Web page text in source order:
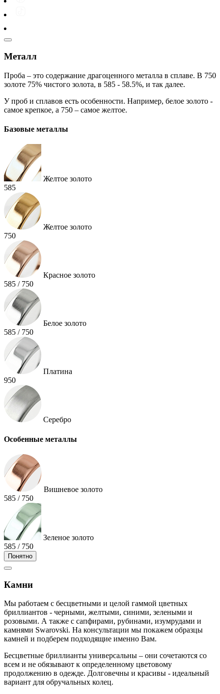
Металл
Проба – это содержание драгоценного металла в сплаве. В 750
золоте 75% чистого золота, в 585 - 58.5%, и так далее.
У проб и сплавов есть особенности. Например, белое золото -
самое крепкое, а 750 – самое желтое.
Базовые металлы
Желтое золото
585
Желтое золото
750
Красное золото
585 / 750
Белое золото
585 / 750
Платина
950
Серебро
Особенные металлы
Вишневое золото
585 / 750
Зеленое золото
585 / 750
Понятно
Камни
Мы работаем с бесцветными и целой гаммой цветных
бриллиантов - черными, желтыми, синими, зелеными и
розовыми. А также с сапфирами, рубинами, изумрудами и
камнями Swarovski. На консультации мы покажем образцы
камней и подберем подходящие именно Вам.
Бесцветные бриллианты универсальны – они сочетаются со
всем и не обязывают к определенному цветовому
продолжению в одежде. Долговечны и красивы - идеальный
вариант для обручальных колец.